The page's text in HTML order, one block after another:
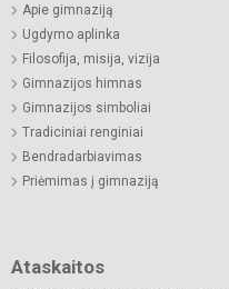
Apie gimnaziją
Ugdymo aplinka
Filosofija, misija, vizija
Gimnazijos himnas
Gimnazijos simboliai
Tradiciniai renginiai
Bendradarbiavimas
Priėmimas į gimnaziją
Ataskaitos